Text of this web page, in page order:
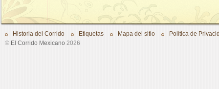
Historia del Corrido Etiquetas Mapa del sitio
Política de
© El Corrido Mexicano 2026